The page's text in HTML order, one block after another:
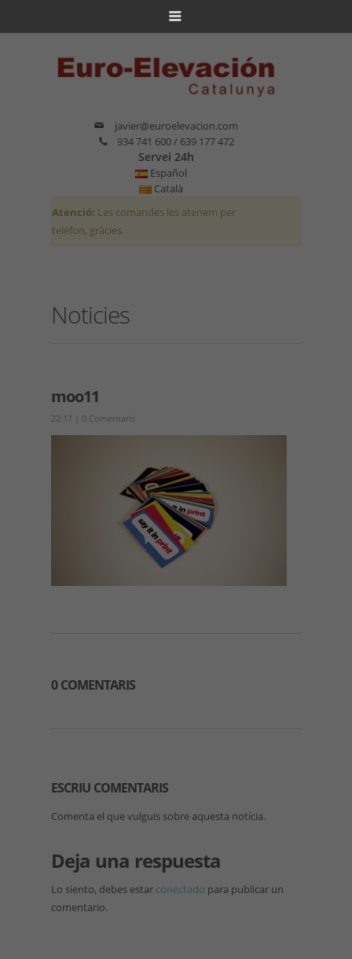
javier@euroelevacion.com
934 741 600 / 639 177 472
Servei 24h
Español
Català
Atenció: Les comandes les atenem per
telèfon, gràcies.
Noticies
moo11
22:17 0 Comentaris
0 COMENTARIS
ESCRIU COMENTARIS
Comenta el que vulguis sobre aquesta notícia.
Deja una respuesta
Lo siento, debes estar conectado para publicar un
comentario.